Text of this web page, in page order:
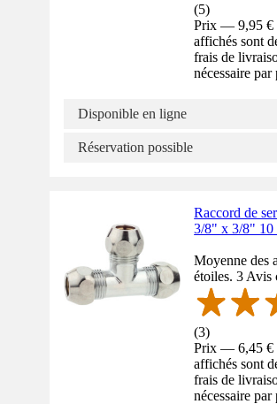
(5)
Prix — 9,95 €
affichés sont
frais de
nécessaire par
Disponible en ligne
Réservation possible
Raccord de
3/8" x 3/8" 10
Moyenne des
étoiles. 3 Avis
(3)
Prix — 6,45 €
affichés sont
frais de
nécessaire par